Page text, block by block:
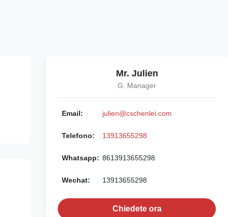
Mr. Julien
G. Manager
Email: julien@cschenlei.com
Telefono: 13913655298
Whatsapp: 8613913655298
Wechat: 13913655298
Chiedete ora